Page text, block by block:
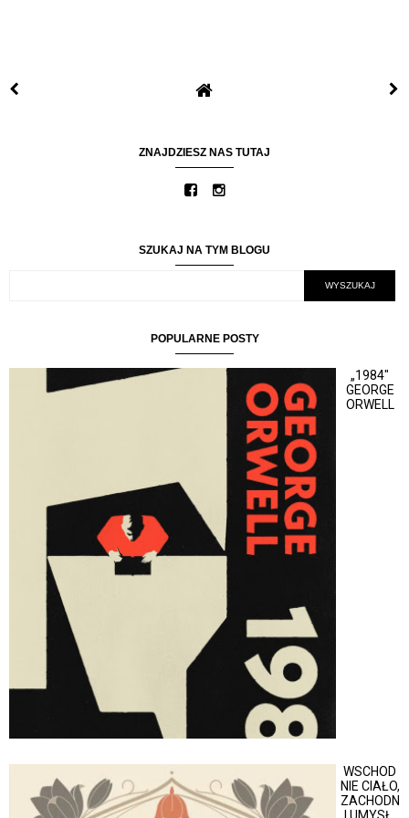
ZNAJDZIESZ NAS TUTAJ
SZUKAJ NA TYM BLOGU
POPULARNE POSTY
„1984"
GEORGE
ORWELL
WSCHOD
NIE CIAŁO,
ZACHODN